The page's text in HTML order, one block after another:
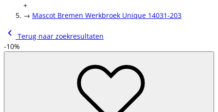
+
→ Mascot Bremen Werkbroek Unique 14031-203
Terug naar zoekresultaten
-10%